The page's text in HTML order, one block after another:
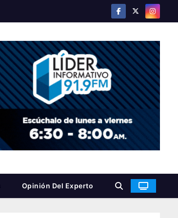
Opinión Del Experto